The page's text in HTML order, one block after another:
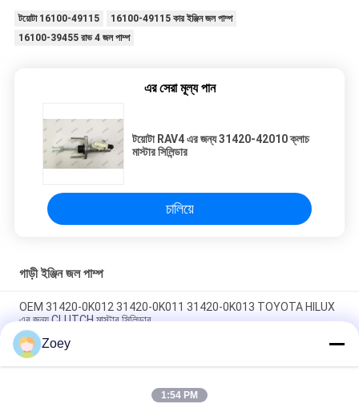
টয়োটা 16100-49115
16100-49115 কার ইঞ্জিন জল পাম্প
16100-39455 রাভ 4 জল পাম্প
এর সেরা মূল্য পান
টয়োটা RAV4 এর জন্য 31420-42010 ক্লাচ
মাস্টার সিলিন্ডার
চালিয়ে
গাড়ী ইঞ্জিন জল পাম্প
OEM 31420-0K012 31420-0K011 31420-0K013 TOYOTA HILUX
এর জন্য CLUTCH মাস্টার সিলিন্ডার
OEM PQH500060 LR013506 ল্যান্ড রোভার ডিসকভারি 276DT 306DT এর
জন্য বেল্ট টেনশনার
OEM 12204-20040 12204-20020 12204-31030 ভালভ, ক্র্যাঙ্ককেস
Zoey
1:54 PM